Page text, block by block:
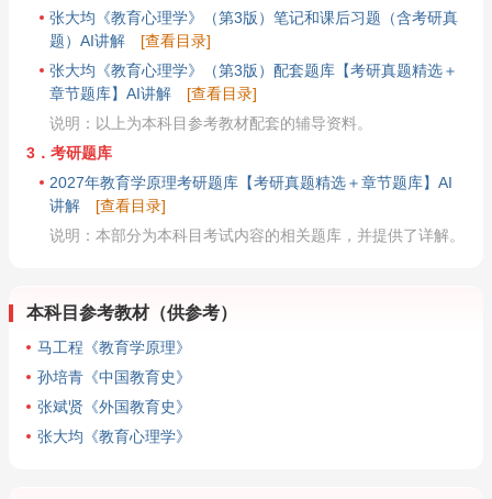
张大均《教育心理学》（第3版）笔记和课后习题（含考研真
题）AI讲解
[查看目录]
张大均《教育心理学》（第3版）配套题库【考研真题精选＋
章节题库】AI讲解
[查看目录]
说明：以上为本科目参考教材配套的辅导资料。
3．考研题库
2027年教育学原理考研题库【考研真题精选＋章节题库】AI
讲解
[查看目录]
说明：本部分为本科目考试内容的相关题库，并提供了详解。
本科目参考教材（供参考）
马工程《教育学原理》
孙培青《中国教育史》
张斌贤《外国教育史》
张大均《教育心理学》